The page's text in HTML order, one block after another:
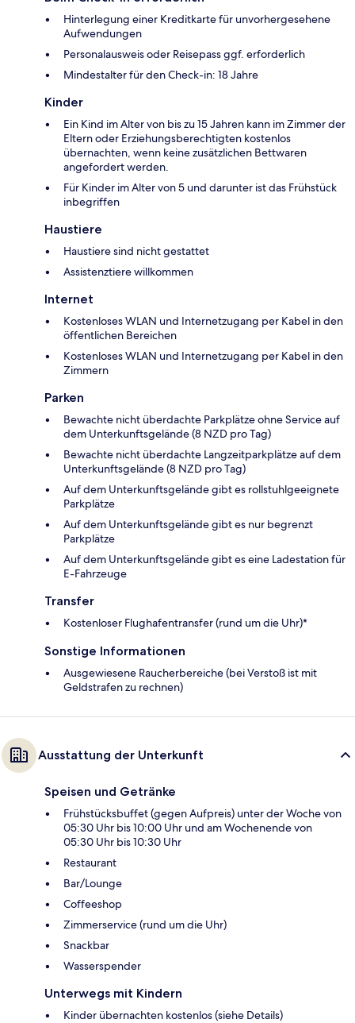
Hinterlegung einer Kreditkarte für unvorhergesehene
Aufwendungen
Personalausweis oder Reisepass ggf. erforderlich
Mindestalter für den Check-in: 18 Jahre
Kinder
Ein Kind im Alter von bis zu 15 Jahren kann im Zimmer der
Eltern oder Erziehungsberechtigten kostenlos
übernachten, wenn keine zusätzlichen Bettwaren
angefordert werden.
Für Kinder im Alter von 5 und darunter ist das Frühstück
inbegriffen
Haustiere
Haustiere sind nicht gestattet
Assistenztiere willkommen
Internet
Kostenloses WLAN und Internetzugang per Kabel in den
öffentlichen Bereichen
Kostenloses WLAN und Internetzugang per Kabel in den
Zimmern
Parken
Bewachte nicht überdachte Parkplätze ohne Service auf
dem Unterkunftsgelände (8 NZD pro Tag)
Bewachte nicht überdachte Langzeitparkplätze auf dem
Unterkunftsgelände (8 NZD pro Tag)
Auf dem Unterkunftsgelände gibt es rollstuhlgeeignete
Parkplätze
Auf dem Unterkunftsgelände gibt es nur begrenzt
Parkplätze
Auf dem Unterkunftsgelände gibt es eine Ladestation für
E-Fahrzeuge
Transfer
Kostenloser Flughafentransfer (rund um die Uhr)*
Sonstige Informationen
Ausgewiesene Raucherbereiche (bei Verstoß ist mit
Geldstrafen zu rechnen)
Ausstattung der Unterkunft
Speisen und Getränke
Frühstücksbuffet (gegen Aufpreis) unter der Woche von
05:30 Uhr bis 10:00 Uhr und am Wochenende von
05:30 Uhr bis 10:30 Uhr
Restaurant
Bar/Lounge
Coffeeshop
Zimmerservice (rund um die Uhr)
Snackbar
Wasserspender
Unterwegs mit Kindern
Kinder übernachten kostenlos (siehe Details)